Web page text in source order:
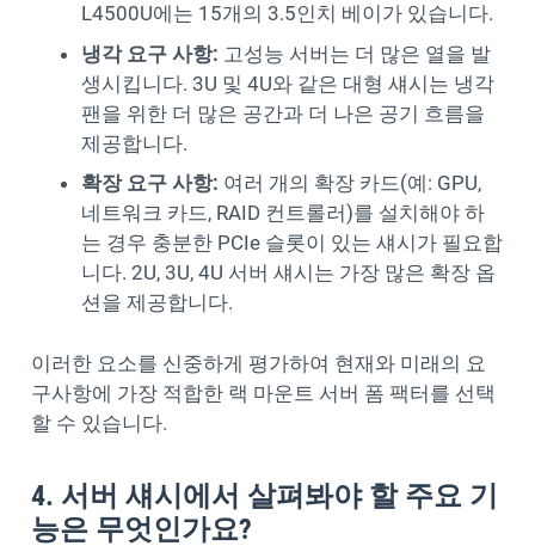
L4500U에는 15개의 3.5인치 베이가 있습니다.
냉각 요구 사항: 고성능 서버는 더 많은 열을 발
생시킵니다. 3U 및 4U와 같은 대형 섀시는 냉각
팬을 위한 더 많은 공간과 더 나은 공기 흐름을
제공합니다.
확장 요구 사항: 여러 개의 확장 카드(예: GPU,
네트워크 카드, RAID 컨트롤러)를 설치해야 하
는 경우 충분한 PCIe 슬롯이 있는 섀시가 필요합
니다. 2U, 3U, 4U 서버 섀시는 가장 많은 확장 옵
션을 제공합니다.
이러한 요소를 신중하게 평가하여 현재와 미래의 요
구사항에 가장 적합한 랙 마운트 서버 폼 팩터를 선택
할 수 있습니다.
4. 서버 섀시에서 살펴봐야 할 주요 기
능은 무엇인가요?